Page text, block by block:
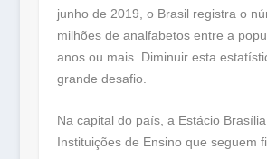
junho de 2019, o Brasil registra o
milhões de analfabetos entre a
anos ou mais. Diminuir esta
grande desafio.
Na capital do país, a Estácio
Instituições de Ensino que seguem